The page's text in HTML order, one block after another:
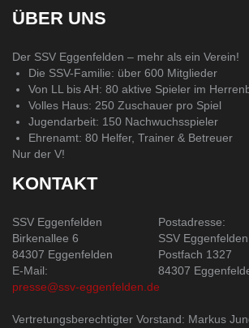
ÜBER UNS
Der SSV Eggenfelden – mehr als ein Verein!
Die SSV-Familie: über 600 Mitglieder
Von LL bis AH: 80 aktive Spieler im
Volles Haus: 250 Zuschauer pro Spiel
Jugendarbeit: 150 Nachwuchsspieler
Ehrenamt: 80 Helfer, Trainer & Betreuer
Nur der V!
KONTAKT
SSV Eggenfelden
Birkenallee 6
84307 Eggenfelden
E-Mail:
presse@ssv-eggenfelden.de
Postadresse:
SSV Eggenfelden
Postfach 1327
84307
Vertretungsberechtigter Vorstand: Markus